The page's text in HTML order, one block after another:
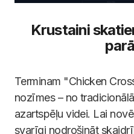
Krustaini
Terminam "Chicken
nozīmes – no
azartspēļu videi. Lai
svarīgi nodrošināt